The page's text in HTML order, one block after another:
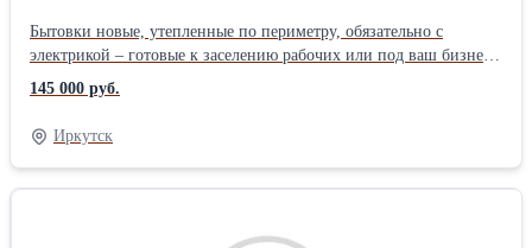
Бытовки новые, утепленные по периметру, обязательно с
электрикой – готовые к заселению рабочих или под ваш бизнес.
Применения: > Для проживания рабочих > Для прорабов > Для
офисных сотрудников и ИТР > Бытовки под раздевалку > Блок-
контейнеры для принятия пищи и другие. > Договор, гарантия
12 мес. ___________________________________ В
Комплектацию входит: > Внутренняя отделка стен - вагонка или
145 000 руб.
Иркутск